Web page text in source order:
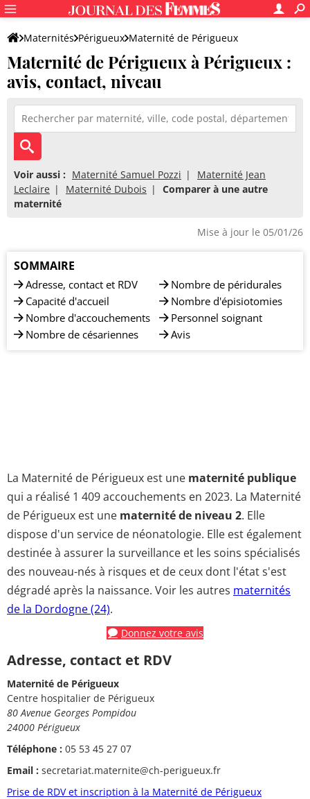
Maternités Périgueux Maternité de Périgueux
Maternité de Périgueux à Périgueux :
avis, contact, niveau
Voir aussi : Maternité Samuel Pozzi
Maternité Jean
Leclaire
Maternité Dubois
Comparer à une autre
maternité
Mise à jour le 05/01/26
SOMMAIRE
Adresse, contact et RDV
Capacité d'accueil
Nombre d'accouchements
Nombre de césariennes
Nombre de péridurales
Nombre d'épisiotomies
Personnel soignant
Avis
La Maternité de Périgueux est une maternité publique
qui a réalisé 1 409 accouchements en 2023. La Maternité
de Périgueux est une maternité de niveau 2. Elle
dispose d'un service de néonatologie. Elle est également
destinée à assurer la surveillance et les soins spécialisés
des nouveau-nés à risques et de ceux dont l'état s'est
dégradé après la naissance. Voir les autres maternités
de la Dordogne (24).
Donnez votre avis
Adresse, contact et RDV
Maternité de Périgueux
Centre hospitalier de Périgueux
80 Avenue Georges Pompidou
24000 Périgueux
Téléphone : 05 53 45 27 07
Email : secretariat.maternite@ch-perigueux.fr
Prise de RDV et inscription à la Maternité de Périgueux